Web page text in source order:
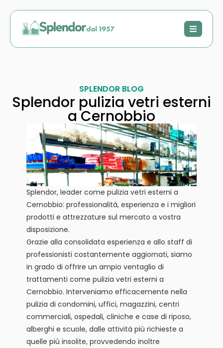
SPLENDOR BLOG
Splendor pulizia vetri esterni
a Cernobbio
Splendor, leader come pulizia vetri esterni a
Cernobbio: professionalità, esperienza e i migliori
prodotti e attrezzature sul mercato a vostra
disposizione.
Grazie alla consolidata esperienza e allo staff di
professionisti costantemente aggiornati, siamo
in grado di offrire un ampio ventaglio di
trattamenti come pulizia vetri esterni a
Cernobbio. Interveniamo efficacemente nella
pulizia di condomini, uffici, magazzini, centri
commerciali, ospedali, cliniche e case di riposo,
alberghi e scuole, dalle attività più richieste a
quelle più insolite, provvedendo inoltre